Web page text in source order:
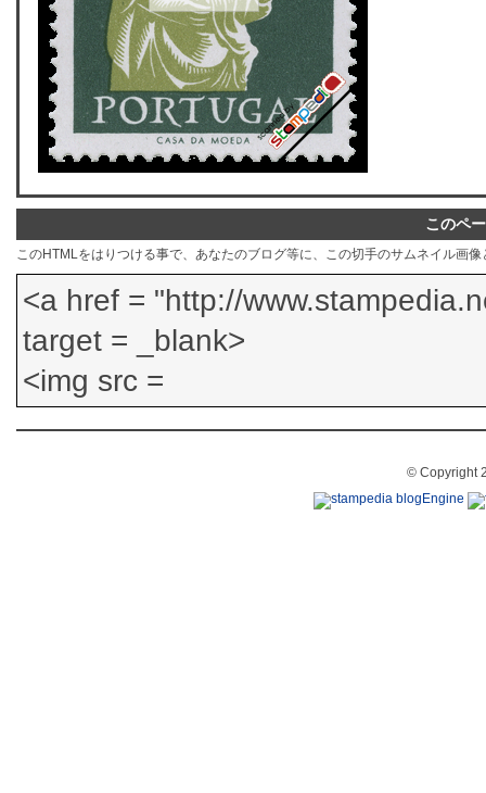
このペ
このHTMLをはりつける事で、あなたのブログ等に、この切手のサムネイル画
© Copyright